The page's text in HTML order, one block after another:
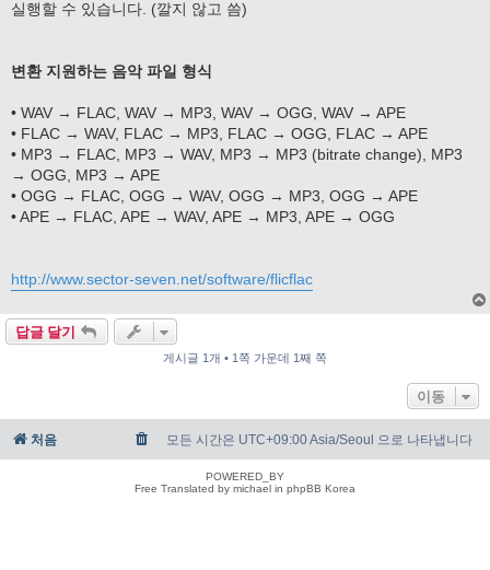
실행할 수 있습니다. (깔지 않고 씀)
변환 지원하는 음악 파일 형식
• WAV → FLAC, WAV → MP3, WAV → OGG, WAV → APE
• FLAC → WAV, FLAC → MP3, FLAC → OGG, FLAC → APE
• MP3 → FLAC, MP3 → WAV, MP3 → MP3 (bitrate change), MP3
→ OGG, MP3 → APE
• OGG → FLAC, OGG → WAV, OGG → MP3, OGG → APE
• APE → FLAC, APE → WAV, APE → MP3, APE → OGG
http://www.sector-seven.net/software/flicflac
답글 달기
게시글 1개 • 1쪽 가운데 1째 쪽
이동
처음 모든 시간은 UTC+09:00 Asia/Seoul 으로 나타냅니다
POWERED_BY
Free Translated by michael in phpBB Korea